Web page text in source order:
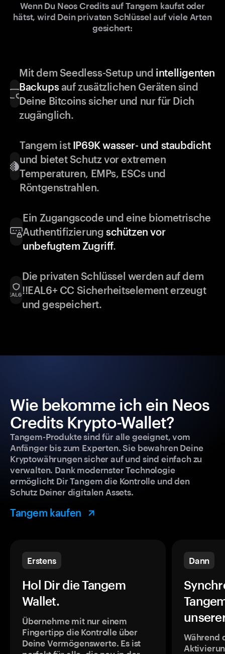
Wenn Du Neos Credits auf Tangem kaufst oder
hätst, wird Dein privaten Schlüssel auf viele Arten
gesichert:
Mit dem Seedless-Setup und intelligenten
Backupsauf zusätzlichen Geräten sind
Deine Bitcoins sicher und nur für Dich
zugänglich.
Tangem ist IP69K wasser- und staubdicht
und bietet Schutz vor extremen
Temperaturen, EMPs, ESCs und
Röntgenstrahlen.
Ein Zugangscode und eine biometrische
Authentifizierung schützen vor
unbefugtem Zugriff.
Die privaten Schlüssel werden auf dem
!!EAL6+ CC Sicherheitselement erzeugt
und gespeichert.
Wie bekomme ich ein Neos
Credits Krypto-Wallet?
Tangem-Produkte sind für alle geeignet, vom
Anfänger bis zum Experten. Sie bewahren Deine
Kryptowährungen sicher auf und sind einfach zu
verwalten. Dank modernster Technologie
ermöglicht Dir Tangem die Kontrolle und den
Schutz Deiner digitalen Assets.
Tangem kaufen
Erstens
Hol Dir die Tangem
Wallet.
Übernehme mit nur einem
Fingertipp die Kontrolle über
Deine Vermögenswerte. Es ist
Dann
Während